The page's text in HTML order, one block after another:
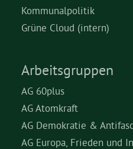
Kommunalpolitik
Grüne Cloud (intern)
Arbeitsgruppen
AG 60plus
AG Atomkraft
AG Demokratie &
AG Europa, Frieden und